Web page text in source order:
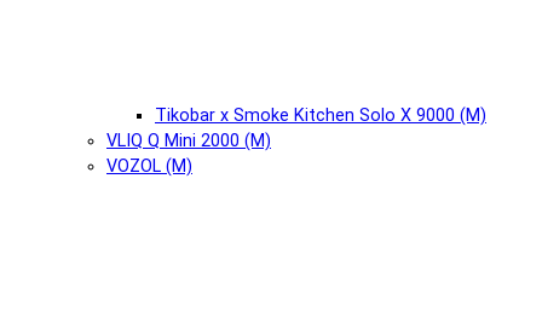
Tikobar x Smoke Kitchen Solo X 9000 (М)
VLIQ Q Mini 2000 (М)
VOZOL (М)